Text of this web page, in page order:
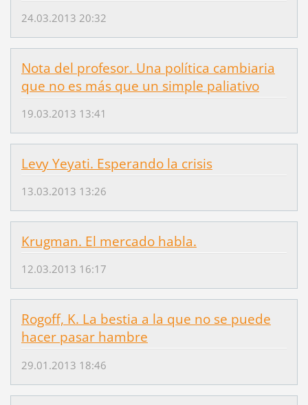
24.03.2013 20:32
Nota del profesor. Una política cambiaria
que no es más que un simple paliativo
19.03.2013 13:41
Levy Yeyati. Esperando la crisis
13.03.2013 13:26
Krugman. El mercado habla.
12.03.2013 16:17
Rogoff, K. La bestia a la que no se puede
hacer pasar hambre
29.01.2013 18:46